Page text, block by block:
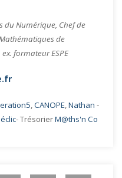
du Numérique, Chef de
de
formateur ESPE
,CANOPE,Nathan -
- TrésorierM@ths'n Co